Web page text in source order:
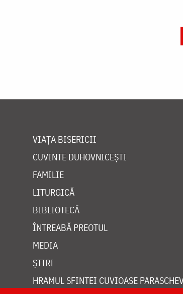
VIAȚA BISERICII
CUVINTE DUHOVNICEȘTI
FAMILIE
LITURGICĂ
BIBLIOTECĂ
ÎNTREABĂ PREOTUL
MEDIA
ȘTIRI
HRAMUL SFINTEI CUVIOASE